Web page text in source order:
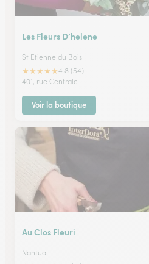
Les Fleurs D’helene
St Etienne du Bois
★★★★★4.8 (54)
401, rue Centrale
Voir la boutique
Au Clos Fleuri
Nantua